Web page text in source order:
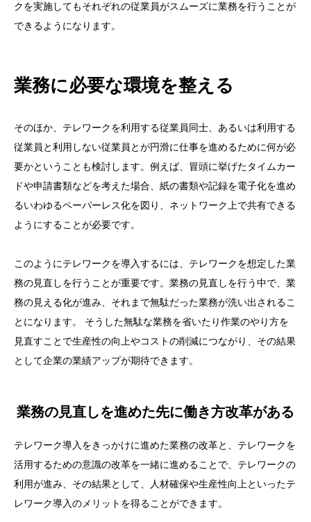
クを実施してもそれぞれの従業員がスムーズに業務を行うことが
できるようになります。
業務に必要な環境を整える
そのほか、テレワークを利用する従業員同士、あるいは利用する
従業員と利用しない従業員とが円滑に仕事を進めるために何が必
要かということも検討します。例えば、冒頭に挙げたタイムカー
ドや申請書類などを考えた場合、紙の書類や記録を電子化を進め
るいわゆるペーパーレス化を図り、ネットワーク上で共有できる
ようにすることが必要です。
このようにテレワークを導入するには、テレワークを想定した業
務の見直しを行うことが重要です。業務の見直しを行う中で、業
務の見える化が進み、それまで無駄だった業務が洗い出されるこ
とになります。 そうした無駄な業務を省いたり作業のやり方を
見直すことで生産性の向上やコストの削減につながり、その結果
として企業の業績アップが期待できます。
業務の見直しを進めた先に働き方改革がある
テレワーク導入をきっかけに進めた業務の改革と、テレワークを
活用するための意識の改革を一緒に進めることで、テレワークの
利用が進み、その結果として、人材確保や生産性向上といったテ
レワーク導入のメリットを得ることができます。